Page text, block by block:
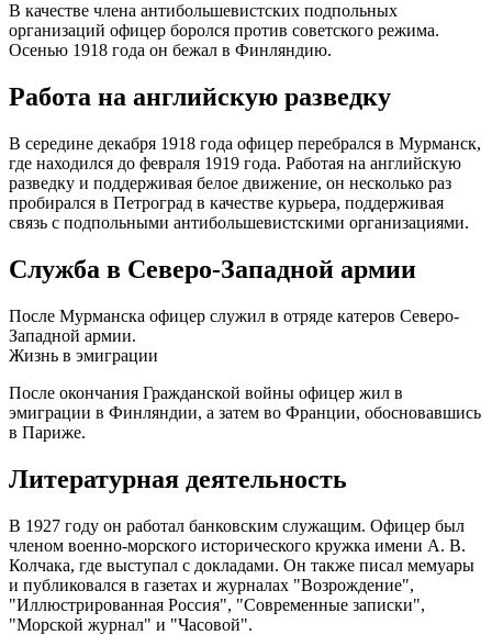
В качестве члена антибольшевистских подпольных
организаций офицер боролся против советского режима.
Осенью 1918 года он бежал в Финляндию.
Работа на английскую разведку
В середине декабря 1918 года офицер перебрался в Мурманск,
где находился до февраля 1919 года. Работая на английскую
разведку и поддерживая белое движение, он несколько раз
пробирался в Петроград в качестве курьера, поддерживая
связь с подпольными антибольшевистскими организациями.
Служба в Северо-Западной армии
После Мурманска офицер служил в отряде катеров Северо-
Западной армии.
Жизнь в эмиграции
После окончания Гражданской войны офицер жил в
эмиграции в Финляндии, а затем во Франции, обосновавшись
в Париже.
Литературная деятельность
В 1927 году он работал банковским служащим. Офицер был
членом военно-морского исторического кружка имени А. В.
Колчака, где выступал с докладами. Он также писал мемуары
и публиковался в газетах и журналах "Возрождение",
"Иллюстрированная Россия", "Современные записки",
"Морской журнал" и "Часовой".